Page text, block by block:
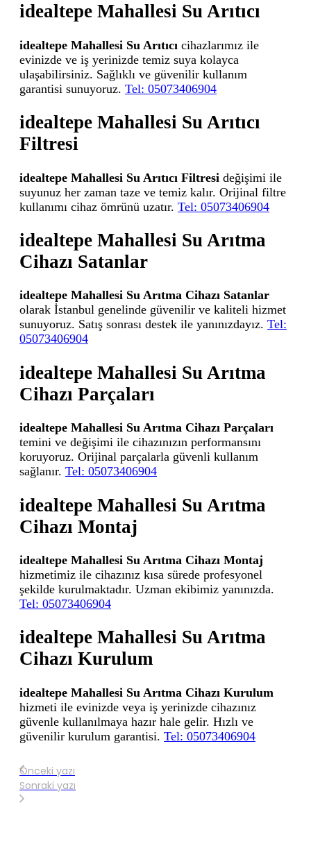
idealtepe Mahallesi Su Arıtıcı
idealtepe Mahallesi Su Arıtıcı cihazlarımız ile
evinizde ve iş yerinizde temiz suya kolayca
ulaşabilirsiniz. Sağlıklı ve güvenilir kullanım
garantisi sunuyoruz. Tel: 05073406904
idealtepe Mahallesi Su Arıtıcı
Filtresi
idealtepe Mahallesi Su Arıtıcı Filtresi değişimi ile
suyunuz her zaman taze ve temiz kalır. Orijinal filtre
kullanımı cihaz ömrünü uzatır. Tel: 05073406904
idealtepe Mahallesi Su Arıtma
Cihazı Satanlar
idealtepe Mahallesi Su Arıtma Cihazı Satanlar
olarak İstanbul genelinde güvenilir ve kaliteli hizmet
sunuyoruz. Satış sonrası destek ile yanınızdayız. Tel:
05073406904
idealtepe Mahallesi Su Arıtma
Cihazı Parçaları
idealtepe Mahallesi Su Arıtma Cihazı Parçaları
temini ve değişimi ile cihazınızın performansını
koruyoruz. Orijinal parçalarla güvenli kullanım
sağlanır. Tel: 05073406904
idealtepe Mahallesi Su Arıtma
Cihazı Montaj
idealtepe Mahallesi Su Arıtma Cihazı Montaj
hizmetimiz ile cihazınız kısa sürede profesyonel
şekilde kurulmaktadır. Uzman ekibimiz yanınızda.
Tel: 05073406904
idealtepe Mahallesi Su Arıtma
Cihazı Kurulum
idealtepe Mahallesi Su Arıtma Cihazı Kurulum
hizmeti ile evinizde veya iş yerinizde cihazınız
güvenle kullanılmaya hazır hale gelir. Hızlı ve
güvenilir kurulum garantisi. Tel: 05073406904
Önceki yazı
Sonraki yazı